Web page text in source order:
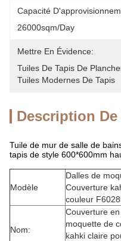
Capacité
26000sqm/day
Mettre En Évidence:
Tuiles De Tapis De
Tuiles Modernes De Tapis
Description
Tuile de mur de salle de
tapis de style 600*600mm
Modèle
Dalles de
Couverture
couleur
Nom:
Couverture
moquette de
kahki claire